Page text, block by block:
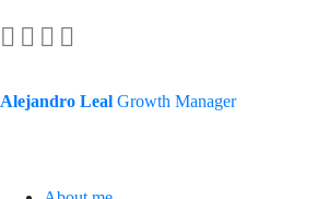
Alejandro Leal Growth Manager